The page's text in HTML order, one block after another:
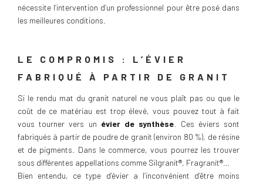
nécessite l’intervention d’un professionnel pour être posé dans
les meilleures conditions.
LE COMPROMIS : L’ÉVIER
FABRIQUÉ À PARTIR DE GRANIT
Si le rendu mat du granit naturel ne vous plaît pas ou que le
coût de ce matériau est trop élevé, vous pouvez tout à fait
vous tourner vers un évier de synthèse . Ces éviers sont
fabriqués à partir de poudre de granit (environ 80 %), de résine
et de pigments. Dans le commerce, vous pourrez les trouver
sous différentes appellations comme Silgranit®, Fragranit®…
Bien entendu, ce type d’évier a l’inconvénient d’être moins